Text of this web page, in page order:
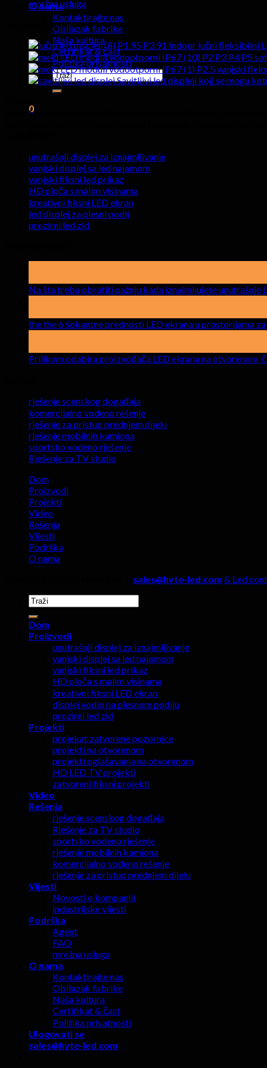
O nama
Kontaktirajte nas
Obilazak fabrike
Naša kultura
Certifikat & čast
Politika privatnosti
Traži:
0
Nema proizvoda u korpi.
mrežna usluga
Vrući proizvodi
P1.95 P3.91 Indoor lučni fleksibilni
P2 P3 P4 P5
P2.5 vanjski
Savitljivi led displeji koji se mogu
Hyte-Led grupa nudi kvalitetne video zidne displeje u
unutrašnji displej za iznajmljivanje
vanjski displej sa led najamom
vanjski fiksni led prikaz
HD ploča s malim visinama
kreativni fiksni LED ekran
led displej za plesni podij
prozirni led zid
Na šta treba obratiti pažnju kada iznajmljujete unutrašnje
the the 6 šokantne prednosti LED ekrana u prostorijama za
Prilikom odabira proizvođača LED ekrana na otvorenom,
rješenje scenskog događaja
komercijalno vodeno rešenje
rješenje za pristup prednjem dijelu
rješenje mobilnih kamiona
sportsko vodeno rješenje
Rješenje za TV studio
Dom
Proizvodi
Projekti
Video
Rešenja
Vijesti
Podrška
O nama
sales@hyte-led.com & Led
Traži:
Dom
Proizvodi
unutrašnji displej za iznajmljivanje
vanjski displej sa led najamom
vanjski fiksni led prikaz
HD ploča s malim visinama
kreativni fiksni LED ekran
displej vodio na plesnom podiju
prozirni led zid
Projekti
projekat zatvorene pozornice
projekti na otvorenom
projekti oglašavanja na otvorenom
HD LED TV projekti
zatvoreni fiksni projekti
Video
Rešenja
rješenje scenskog događaja
Rješenje za TV studio
sportsko vodeno rješenje
rješenje mobilnih kamiona
komercijalno vodeno rešenje
rješenje za pristup prednjem dijelu
Vijesti
Novosti o kompaniji
industrijske vijesti
Podrška
Agent
FAQ
mrežna usluga
O nama
Kontaktirajte nas
Obilazak fabrike
Naša kultura
Certifikat & čast
Politika privatnosti
Ulogovati se
sales@hyte-led.com